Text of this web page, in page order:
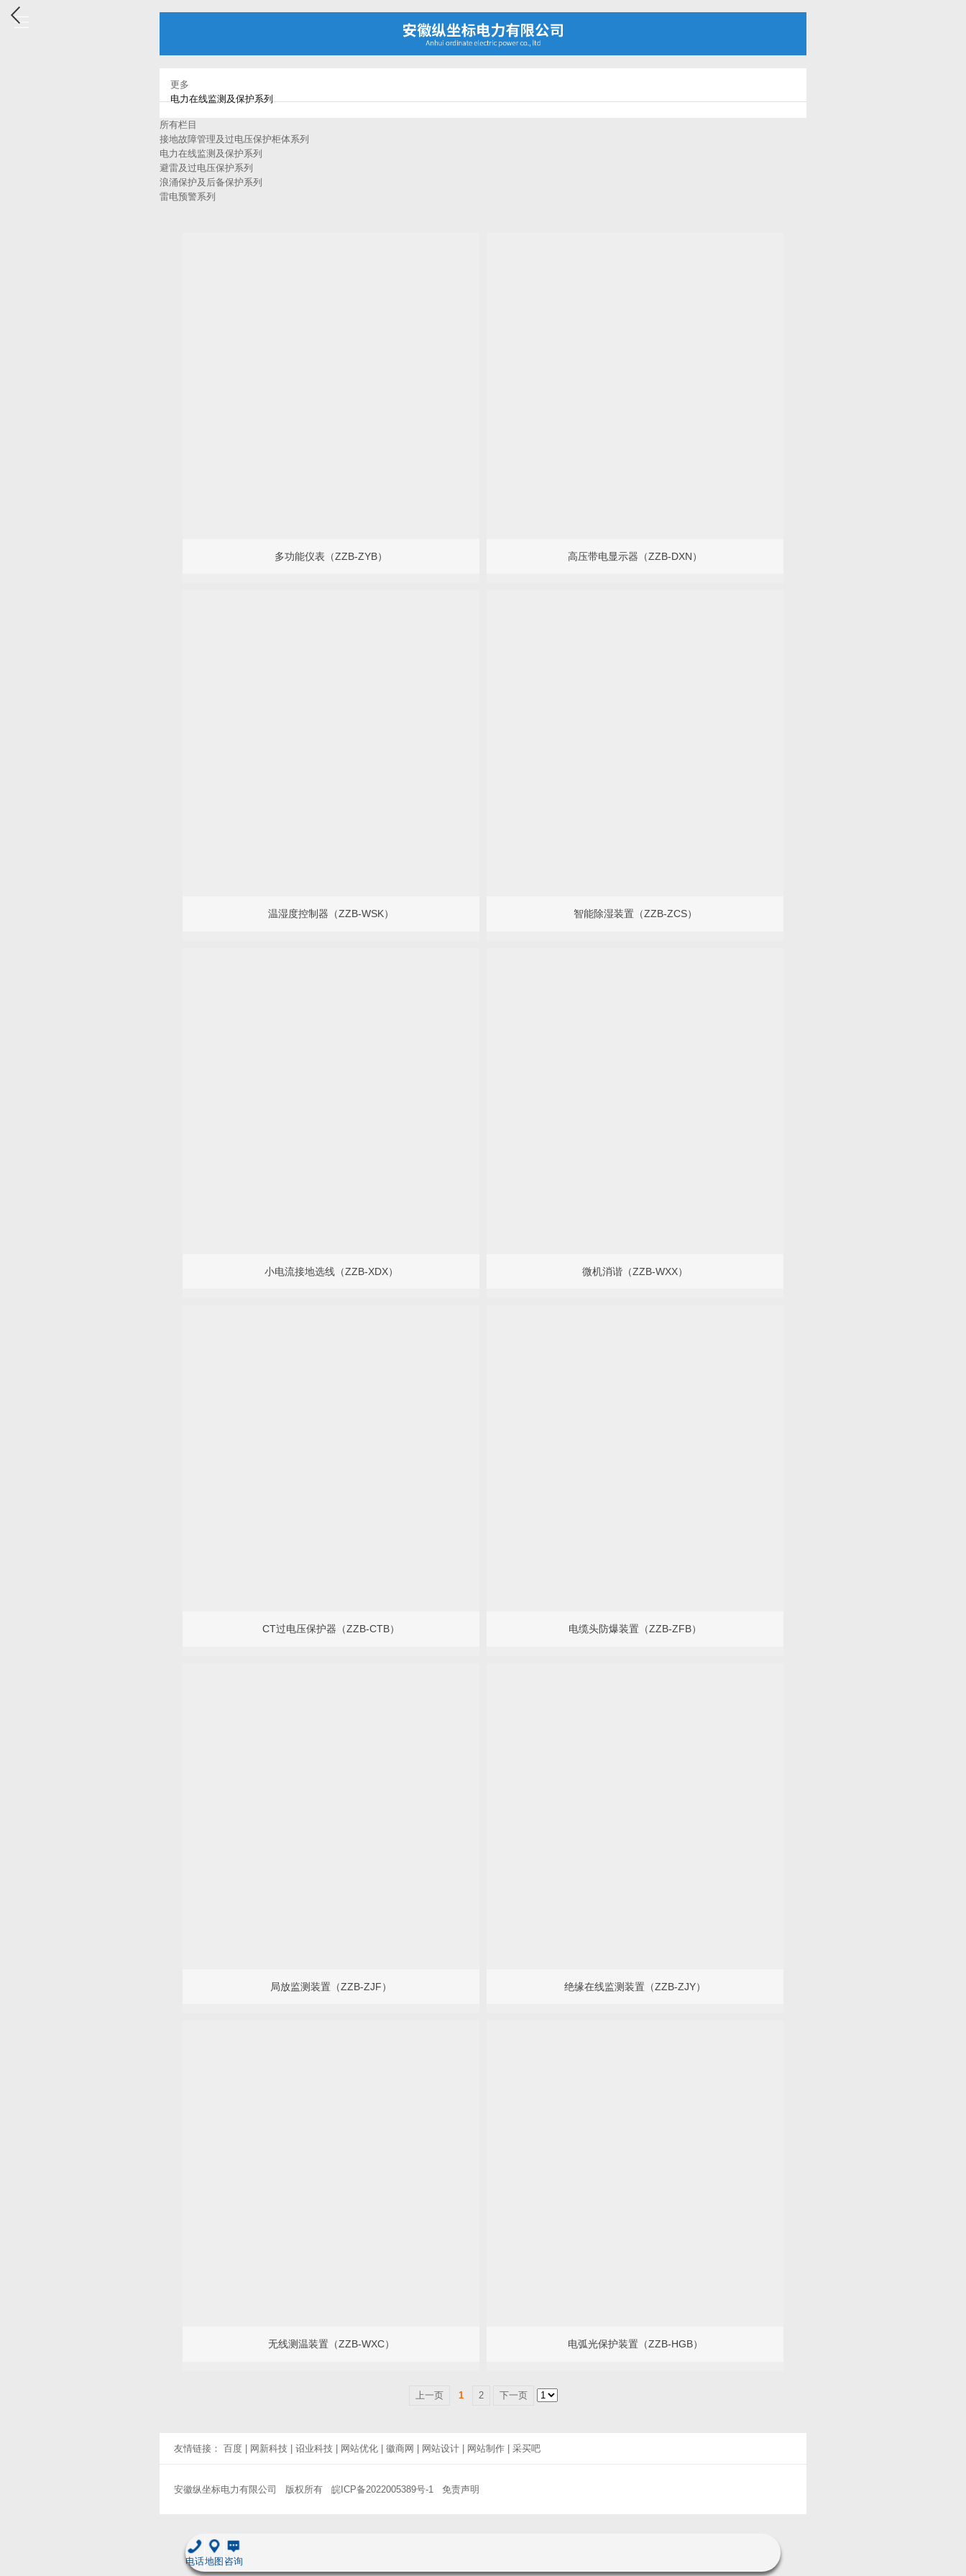
更多
电力在线监测及保护系列
所有栏目
接地故障管理及过电压保护柜体系列
电力在线监测及保护系列
避雷及过电压保护系列
浪涌保护及后备保护系列
雷电预警系列
多功能仪表（ZZB-ZYB） 高压带电显示器（ZZB-DXN）
温湿度控制器（ZZB-WSK） 智能除湿装置（ZZB-ZCS）
小电流接地选线（ZZB-XDX） 微机消谐（ZZB-WXX）
CT过电压保护器（ZZB-CTB） 电缆头防爆装置（ZZB-ZFB）
局放监测装置（ZZB-ZJF） 绝缘在线监测装置（ZZB-ZJY）
无线测温装置（ZZB-WXC） 电弧光保护装置（ZZB-HGB）
上一页 1 2 下一页
友情链接： 百度 | 网新科技 | 诏业科技 | 网站优化 | 徽商网 | 网站设计 | 网站制作 | 采买吧
安徽纵坐标电力有限公司 版权所有 皖ICP备2022005389号-1 免责声明
电话地图 咨询